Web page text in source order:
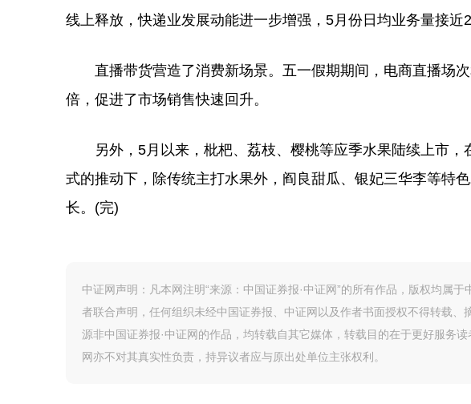
线上释放，快递业发展动能进一步增强，5月份日均业务量接近
直播带货营造了消费新场景。五一假期期间，电商直播场次
倍，促进了市场销售快速回升。
另外，5月以来，枇杷、荔枝、樱桃等应季水果陆续上市，
式的推动下，除传统主打水果外，阎良甜瓜、银妃三华李等特
长。(完)
中证网声明：凡本网注明“来源：中国证券报·中证网”的所有作品，版权均属
者联合声明，任何组织未经中国证券报、中证网以及作者书面授权不得转载
源非中国证券报·中证网的作品，均转载自其它媒体，转载目的在于更好服务
网亦不对其真实性负责，持异议者应与原出处单位主张权利。